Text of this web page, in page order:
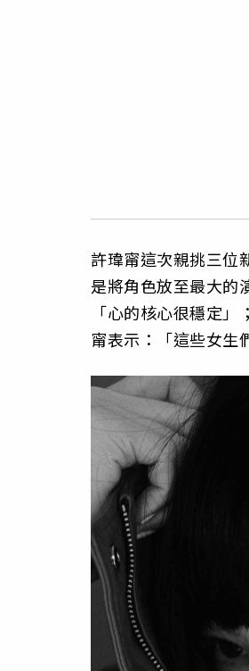
許瑋甯這次親挑三位
是將角色放至最大的
「心的核心很穩定
甯表示：「這些女生